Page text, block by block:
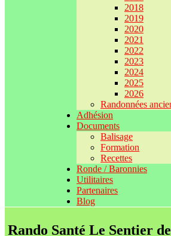
2018
2019
2020
2021
2022
2023
2024
2025
2026
Randonnées
Adhésion
Documents
Balisage
Formation
Recettes
Ronde / Baronnies
Utilitaires
Partenaires
Blog
Rando Santé Le Sentier